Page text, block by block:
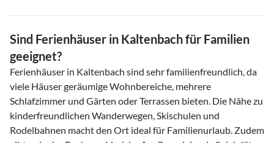
Sind Ferienhäuser in Kaltenbach für Familien
geeignet?
Ferienhäuser in Kaltenbach sind sehr familienfreundlich, da
viele Häuser geräumige Wohnbereiche, mehrere
Schlafzimmer und Gärten oder Terrassen bieten. Die Nähe zu
kinderfreundlichen Wanderwegen, Skischulen und
Rodelbahnen macht den Ort ideal für Familienurlaub. Zudem